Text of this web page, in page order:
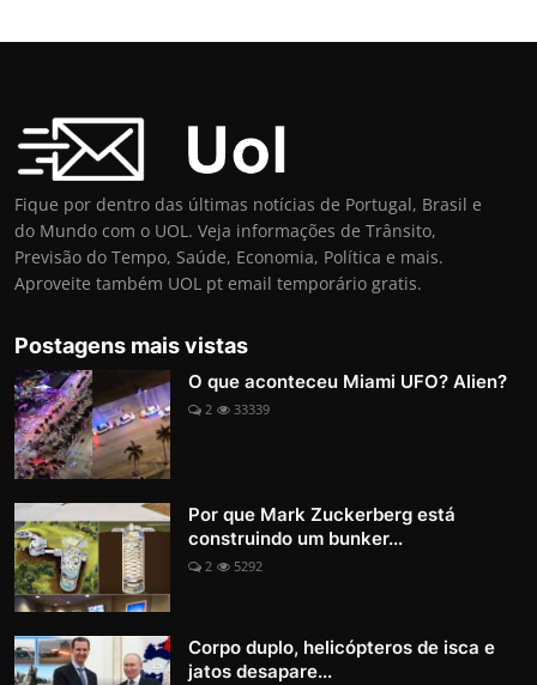
Fique por dentro das últimas notícias de Portugal, Brasil e
do Mundo com o UOL. Veja informações de Trânsito,
Previsão do Tempo, Saúde, Economia, Política e mais.
Aproveite também UOL pt email temporário gratis.
Postagens mais vistas
O que aconteceu Miami UFO? Alien?
2 33339
Por que Mark Zuckerberg está
construindo um bunker...
2 5292
Corpo duplo, helicópteros de isca e
jatos desapare...